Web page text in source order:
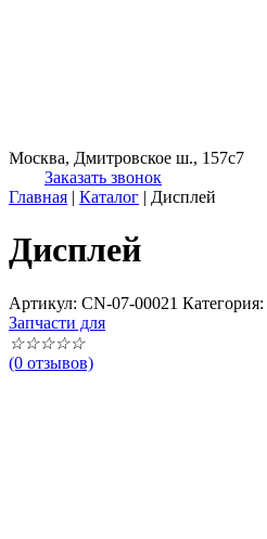
Москва, Дмитровское ш., 157с7
Заказать звонок
Главная | Каталог | Дисплей
Дисплей
Артикул: CN-07-00021 Категория:
Запчасти для
☆☆☆☆☆
(0 отзывов)